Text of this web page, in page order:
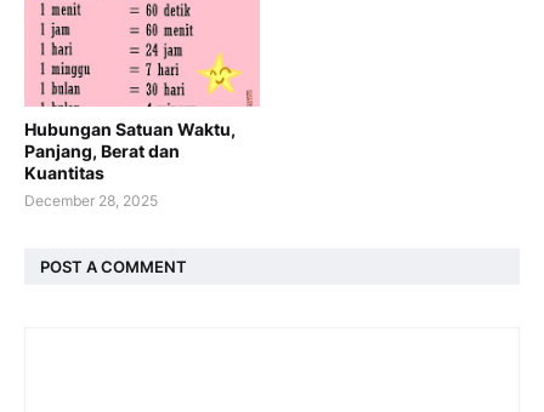
Hubungan Satuan Waktu,
Panjang, Berat dan
Kuantitas
December 28, 2025
POST A COMMENT